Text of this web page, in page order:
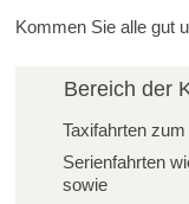
Kommen Sie alle gut
Bereich der
Taxifahrten
Serienfahrten
sowie